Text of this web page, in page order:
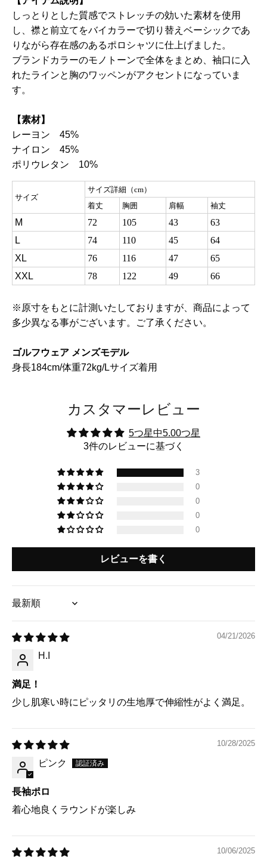
しっとりとした質感でストレッチの効いた素材を使用
し、襟と前立てをバイカラーで切り替えベーシックであ
りながら存在感のあるポロシャツに仕上げました。
ブランドカラーのモノトーンで全体をまとめ、袖口に入
れたラインと胸のワッペンがアクセントになっていま
す。
【素材】
レーヨン 45%
ナイロン 45%
ポリウレタン 10%
サイズ
サイズ詳細（cm）
着丈
胸囲 肩幅 袖丈
M 72 105 43
63
L
74 110 45
64
XL
76 116 47
65
XXL
78 122 49 66
※原寸をもとに計測いたしておりますが、商品によって
多少異なる事がございます。ご了承ください。
ゴルフウェア メンズモデル
身長184cm/体重72kg/Lサイズ着用
カスタマーレビュー
5つ星中5.00つ星
3件のレビューに基づく
3
0
0
0
0
レビューを書く
Sort by
04/21/2026
H.I
満足！
少し肌寒い時にピッタリの生地厚で伸縮性がよく満足。
10/28/2025
ピンク
長袖ポロ
着心地良くラウンドが楽しみ
10/06/2025